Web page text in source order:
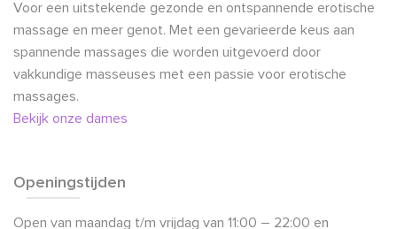
Voor een uitstekende gezonde en ontspannende erotische
massage en meer genot. Met een gevarieerde keus aan
spannende massages die worden uitgevoerd door
vakkundige masseuses met een passie voor erotische
massages.
Bekijk onze dames
Openingstijden
Open van maandag t/m vrijdag van 11:00 – 22:00 en